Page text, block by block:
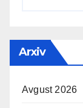
Arxiv
Avgust 2026